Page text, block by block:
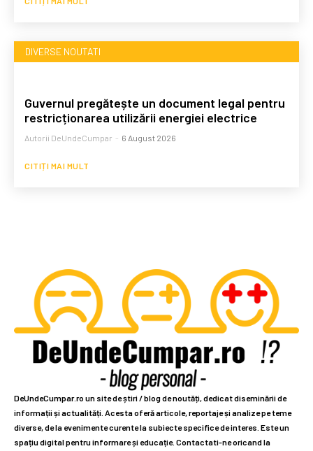
DIVERSE NOUTATI
Guvernul pregătește un document legal pentru
restricționarea utilizării energiei electrice
Autorii DeUndeCumpar - 6 August 2026
CITIȚI MAI MULT
DeUndeCumpar.ro un site de știri / blog de noutăți, dedicat diseminării de
informații și actualități. Acesta oferă articole, reportaje și analize pe teme
diverse, de la evenimente curente la subiecte specifice de interes. Este un
spațiu digital pentru informare și educație. Contactati-ne oricand la